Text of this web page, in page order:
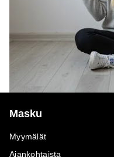
Masku
Myymälät
Ajankohtaista